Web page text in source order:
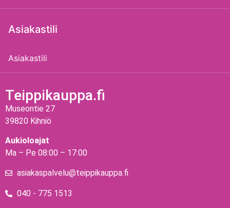
Asiakastili
Asiakastili
Teippikauppa.fi
Museontie 27
39820 Kihniö
Aukioloajat
Ma – Pe 08:00 – 17:00
asiakaspalvelu@teippikauppa.fi
040 - 775 1513